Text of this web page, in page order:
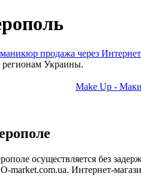
продажа через
регионам Украины.
Make Up -
осуществляется без
market.com.ua. Интернет-